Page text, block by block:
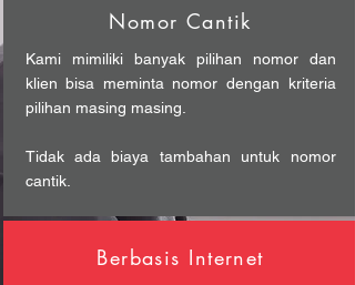
Nomor Cantik
Kami mimiliki banyak pilihan nomor dan
klien bisa meminta nomor dengan kriteria
pilihan masing masing.
Tidak ada biaya tambahan untuk nomor
cantik.
Berbasis Internet